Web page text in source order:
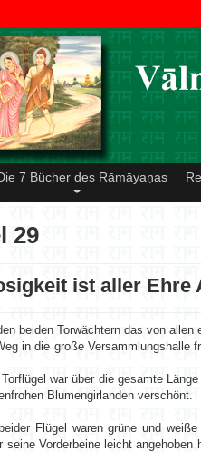
7 Bücher des Rāmāyaṇas
29
ist aller Ehre
beiden Torwächtern das von
in die große Versammlungshalle
Torflügel war über die gesamte
Blumengirlanden verschönt.
Flügel waren grüne und
seine Vorderbeine leicht